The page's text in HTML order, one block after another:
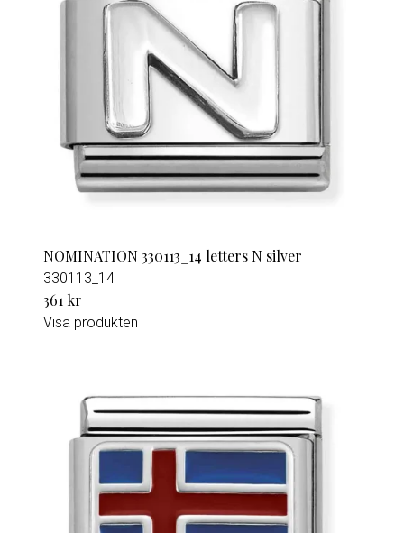
NOMINATION 330113_14 letters N silver
330113_14
361 kr
Visa produkten